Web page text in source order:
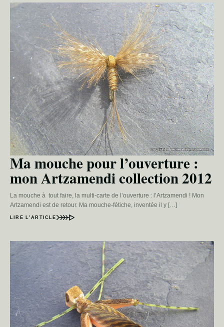
Ma mouche pour l’ouverture :
mon Artzamendi collection 2012
La mouche à tout faire, la multi-carte de l’ouverture : l’Artzamendi ! Mon
Artzamendi est de retour. Ma mouche-fétiche, inventée il y […]
LIRE L’ARTICLE